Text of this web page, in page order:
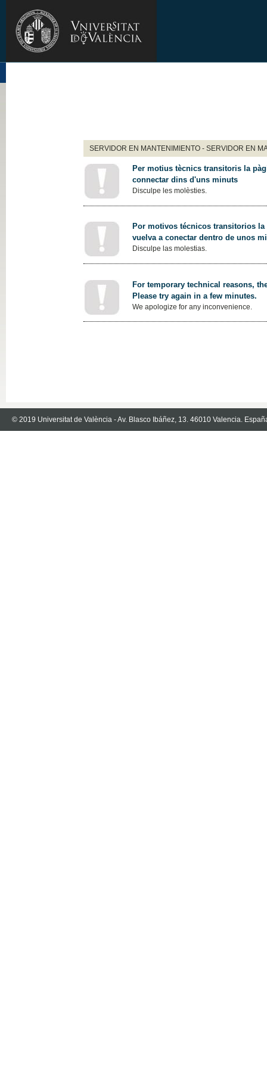
SERVIDOR EN MANTENIMIENTO - SERVIDOR EN
Per motius tècnics transitoris la
connectar dins d'uns minuts
Disculpe les molèsties.
Por motivos técnicos transitorios
vuelva a conectar dentro de unos
Disculpe las molestias.
For temporary technical reasons,
Please try again in a few minutes.
We apologize for any inconvenience.
© 2019 Universitat de València - Av. Blasco Ibáñez, 13. 46010 Valencia.